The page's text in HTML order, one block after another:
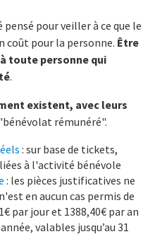
pour veiller à ce que le
coût pour la personne. Être
toute personne qui
.
existent, avec leurs
rémunéré".
: sur base de tickets,
à l'activité bénévole
: les pièces justificatives ne
en aucun cas permis de
par jour et 1388,40€ par an
valables jusqu’au 31